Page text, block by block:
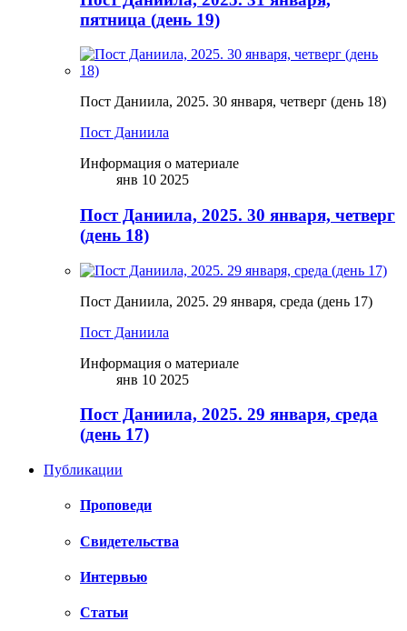
пятница (день 19)
Пост Даниила, 2025. 30 января, четверг (день 18)
Пост Даниила
Информация о материале
янв 10 2025
Пост Даниила, 2025. 30 января, четверг
(день 18)
Пост Даниила, 2025. 29 января, среда (день 17)
Пост Даниила
Информация о материале
янв 10 2025
Пост Даниила, 2025. 29 января, среда
(день 17)
Публикации
Проповеди
Свидетельства
Интервью
Статьи